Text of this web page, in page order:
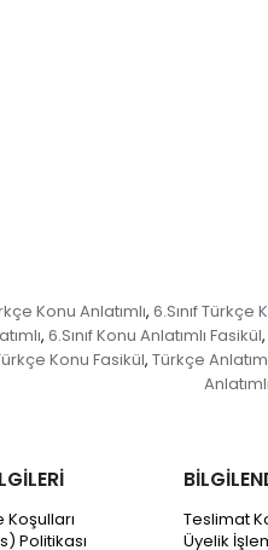
Konu Anlatımlı, 6.Sınıf Türkçe
, 6.Sınıf Konu Anlatımlı Fasikül,
Konu Fasikül, Türkçe
Anlatımlı
Politikası
Teslimat
Üyelik